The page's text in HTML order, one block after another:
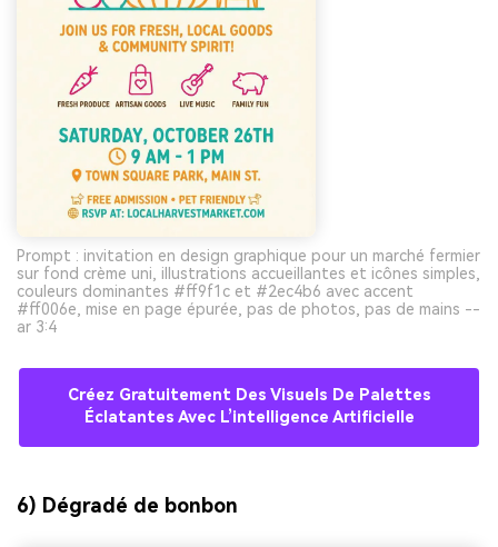
Prompt : invitation en design graphique pour un marché fermier
sur fond crème uni, illustrations accueillantes et icônes simples,
couleurs dominantes #ff9f1c et #2ec4b6 avec accent
#ff006e, mise en page épurée, pas de photos, pas de mains --
ar 3:4
Créez Gratuitement Des Visuels De Palettes
Éclatantes Avec L’intelligence Artificielle
6) Dégradé de bonbon